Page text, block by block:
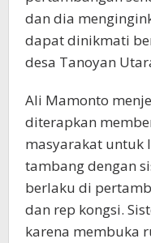
dan dia
dapat dinikmati
desa Tanoyan
Ali Mamonto
diterapkan
masyarakat untuk
tambang dengan
berlaku di
dan rep kongsi.
karena membuka